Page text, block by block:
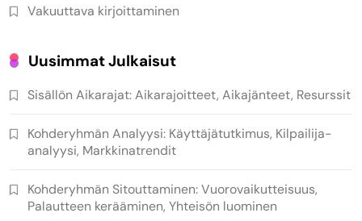
Vakuuttava kirjoittaminen
Uusimmat Julkaisut
Sisällön Aikarajat: Aikarajoitteet, Aikajänteet, Resurssit
Kohderyhmän Analyysi: Käyttäjätutkimus, Kilpailija-
analyysi, Markkinatrendit
Kohderyhmän Sitouttaminen: Vuorovaikutteisuus,
Palautteen kerääminen, Yhteisön luominen